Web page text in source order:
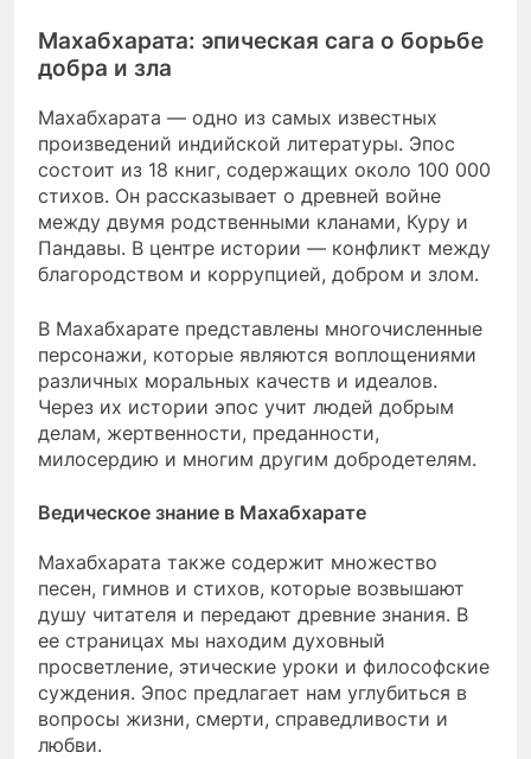
Махабхарата: эпическая сага о борьбе
добра и зла
Махабхарата — одно из самых известных
произведений индийской литературы. Эпос
состоит из 18 книг, содержащих около 100 000
стихов. Он рассказывает о древней войне
между двумя родственными кланами, Куру и
Пандавы. В центре истории — конфликт между
благородством и коррупцией, добром и злом.
В Махабхарате представлены многочисленные
персонажи, которые являются воплощениями
различных моральных качеств и идеалов.
Через их истории эпос учит людей добрым
делам, жертвенности, преданности,
милосердию и многим другим добродетелям.
Ведическое знание в Махабхарате
Махабхарата также содержит множество
песен, гимнов и стихов, которые возвышают
душу читателя и передают древние знания. В
ее страницах мы находим духовный
просветление, этические уроки и философские
суждения. Эпос предлагает нам углубиться в
вопросы жизни, смерти, справедливости и
любви.